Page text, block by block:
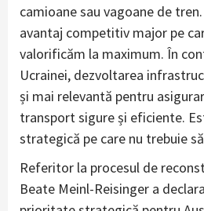
camioane sau vagoane de
avantaj competitiv major pe
valorificăm la maximum. În
Ucrainei, dezvoltarea
și mai relevantă pentru
transport sigure și eficiente.
strategică pe care nu trebuie
Referitor la procesul de
Beate Meinl-Reisinger a